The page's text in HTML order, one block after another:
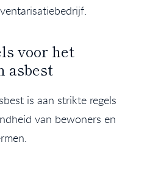
voor het
asbest
is aan strikte regels
van bewoners en